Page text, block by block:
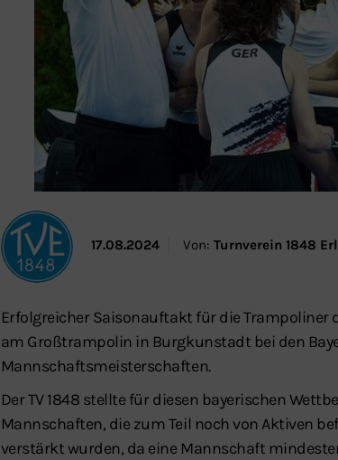
17.08.2024 Von: Turnverein 1848
Erfolgreicher Saisonauftakt für die Trampoliner
am Großtrampolin in Burgkunstadt bei den
Mannschaftsmeisterschaften.
Der TV 1848 stellte für diesen bayerischen
Mannschaften, die zum Teil noch von Aktiven
verstärkt wurden, da eine Mannschaft